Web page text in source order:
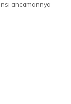
ancamannya